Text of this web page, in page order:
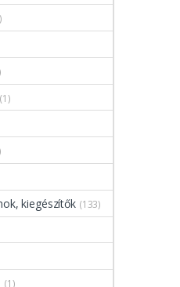
(1)
kiegészítők (133)
(1)